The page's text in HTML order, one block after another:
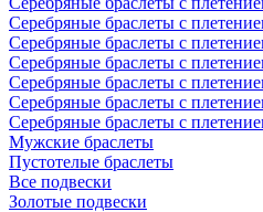
Серебряные браслеты с
Серебряные браслеты с
Серебряные браслеты с
Серебряные браслеты с
Серебряные браслеты с
Серебряные браслеты с
Мужские браслеты
Пустотелые браслеты
Все подвески
Золотые подвески